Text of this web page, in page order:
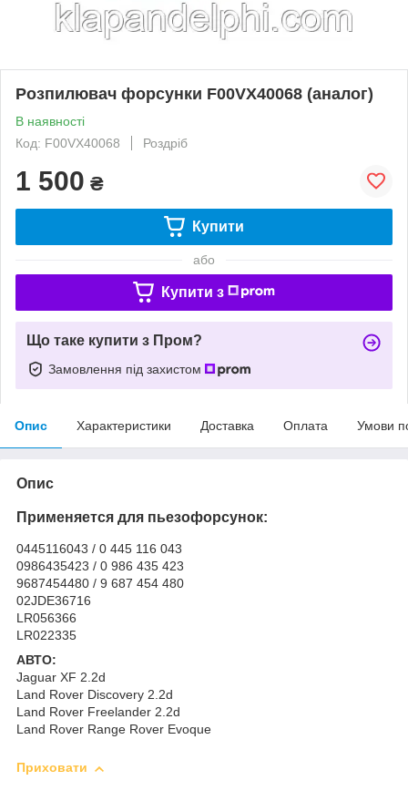
Розпилювач форсунки F00VX40068 (аналог)
В наявності
Код: F00VX40068
Роздріб
1 500 ₴
Купити
або
Купити з
Що таке купити з Пром?
Замовлення під захистом
Опис Характеристики Доставка Оплата Умови
Опис
Применяется для пьезофорсунок:
0445116043 / 0 445 116 043
0986435423 / 0 986 435 423
9687454480 / 9 687 454 480
02JDE36716
LR056366
LR022335
АВТО:
Jaguar XF 2.2d
Land Rover Discovery 2.2d
Land Rover Freelander 2.2d
Land Rover Range Rover Evoque
Приховати